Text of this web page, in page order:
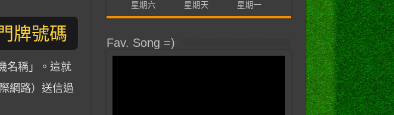
牌號碼
名稱」。這就
網路）送信過
星期六 星期天 星期一
Fav. Song =)